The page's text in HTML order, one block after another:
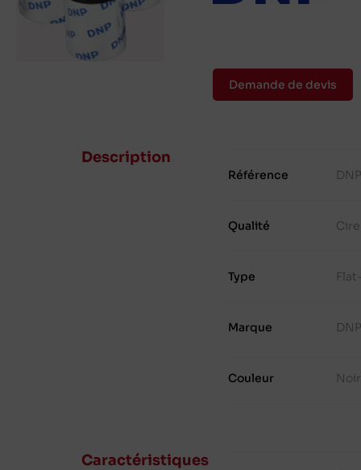
Demande de devis
Description
Référence
Qualité Cire
Type
Marque
Couleur Noir
Caractéristiques